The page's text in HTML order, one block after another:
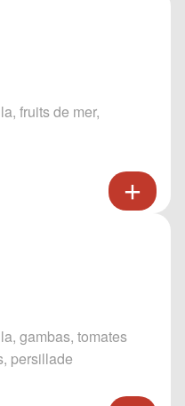
fruits de mer,
gambas, tomates
persillade